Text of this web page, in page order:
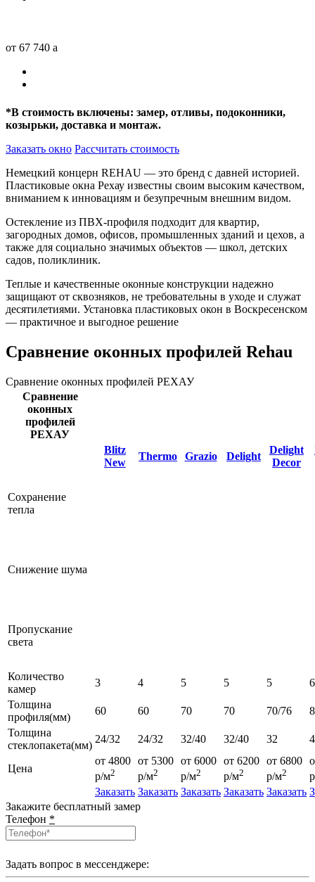
от 67 740 a
*В стоимость включены: замер, отливы, подоконники,
козырьки, доставка и монтаж.
Заказать окно Рассчитать стоимость
Немецкий концерн REHAU — это бренд с давней историей.
Пластиковые окна Рехау известны своим высоким качеством,
вниманием к инновациям и безупречным внешним видом.
Остекление из ПВХ-профиля подходит для квартир,
загородных домов, офисов, промышленных зданий и цехов, а
также для социально значимых объектов — школ, детских
садов, поликлиник.
Теплые и качественные оконные конструкции надежно
защищают от сквозняков, не требовательны в уходе и служат
десятилетиями. Установка пластиковых окон в Воскресенском
— практичное и выгодное решение
Сравнение оконных профилей Rehau
Сравнение оконных профилей РЕХАУ
Сравнение
оконных
профилей
РЕХАУ
Blitz
New
Thermo Grazio Delight
Delight
Decor
Сохранение
тепла
Снижение шума
Пропускание
света
Количество
камер
3 4 5 5 5
6
Толщина
профиля(мм)
60 60 70 70 70/76
Толщина
стеклопакета(мм)
24/32 24/32 32/40 32/40 32
Цена
от 4800
р/м2
от 5300
р/м2
от 6000
р/м2
от 6200
р/м2
от 6800
р/м2
Заказать Заказать Заказать Заказать Заказать
Закажите бесплатный замер
Телефон *
Задать вопрос в мессенджере: